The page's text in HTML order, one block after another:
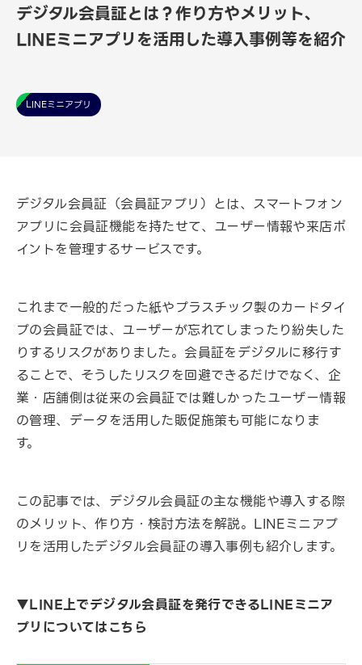
デジタル会員証とは？作り方やメリット、
LINEミニアプリを活用した導入事例等を紹介
LINEミニアプリ
デジタル会員証（会員証アプリ）とは、スマートフォン
アプリに会員証機能を持たせて、ユーザー情報や来店ポ
イントを管理するサービスです。
これまで一般的だった紙やプラスチック製のカードタイ
プの会員証では、ユーザーが忘れてしまったり紛失した
りするリスクがありました。会員証をデジタルに移行す
ることで、そうしたリスクを回避できるだけでなく、企
業・店舗側は従来の会員証では難しかったユーザー情報
の管理、データを活用した販促施策も可能になりま
す。
この記事では、デジタル会員証の主な機能や導入する際
のメリット、作り方・検討方法を解説。LINEミニアプ
リを活用したデジタル会員証の導入事例も紹介します。
▼LINE上でデジタル会員証を発行できるLINEミニア
プリについてはこちら